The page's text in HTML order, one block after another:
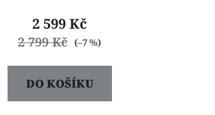
2 599 Kč
2 799 Kč (–7 %)
DO KOŠÍKU